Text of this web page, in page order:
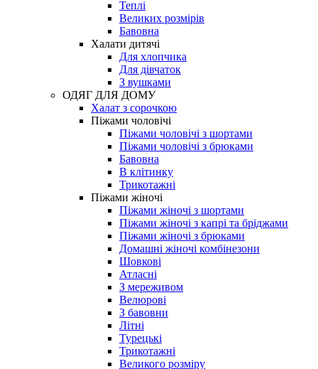
Теплі
Великих розмірів
Бавовна
Халати дитячі
Для хлопчика
Для дівчаток
З вушками
ОДЯГ ДЛЯ ДОМУ
Халат з сорочкою
Піжами чоловічі
Піжами чоловічі з шортами
Піжами чоловічі з брюками
Бавовна
В клітинку
Трикотажні
Піжами жіночі
Піжами жіночі з шортами
Піжами жіночі з капрі та бріджами
Піжами жіночі з брюками
Домашні жіночі комбінезони
Шовкові
Атласні
З мереживом
Велюрові
З бавовни
Літні
Турецькі
Трикотажні
Великого розміру